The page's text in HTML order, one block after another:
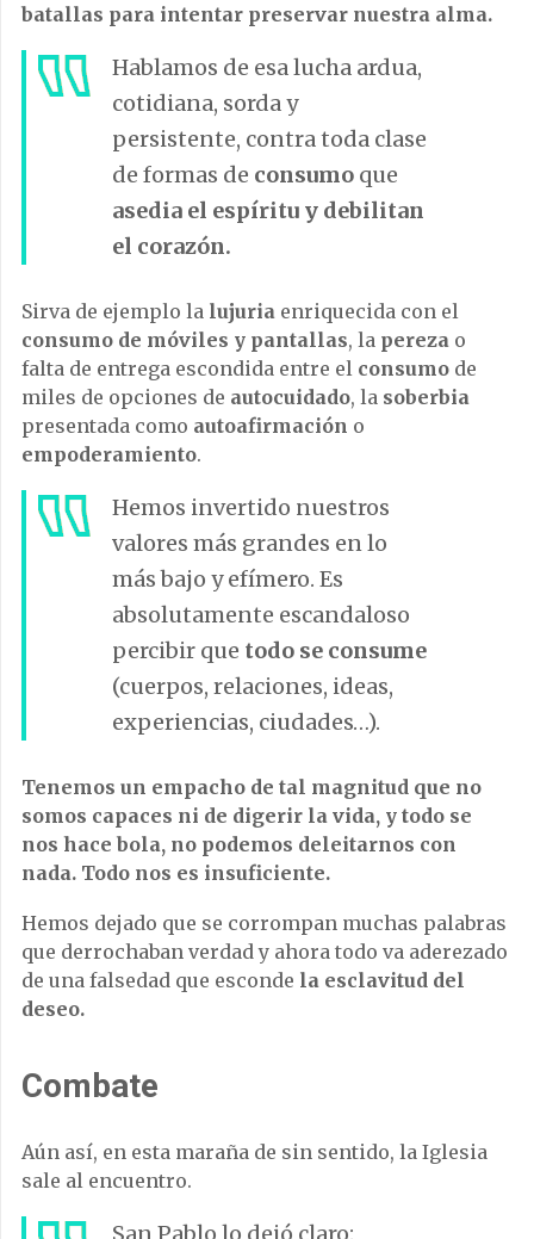
batallas para intentar preservar nuestra alma.
Hablamos de esa lucha ardua,
cotidiana, sorda y
persistente, contra toda clase
de formas de consumo que
asedia el espíritu y debilitan
el corazón.
Sirva de ejemplo la lujuria enriquecida con el
consumo de móviles y pantallas, la pereza o
falta de entrega escondida entre el consumo de
miles de opciones de autocuidado, la soberbia
presentada como autoafirmación o
empoderamiento.
Hemos invertido nuestros
valores más grandes en lo
más bajo y efímero. Es
absolutamente escandaloso
percibir que todo se consume
(cuerpos, relaciones, ideas,
experiencias, ciudades…).
Tenemos un empacho de tal magnitud que no
somos capaces ni de digerir la vida, y todo se
nos hace bola, no podemos deleitarnos con
nada. Todo nos es insuficiente.
Hemos dejado que se corrompan muchas palabras
que derrochaban verdad y ahora todo va aderezado
de una falsedad que esconde la esclavitud del
deseo.
Combate
Aún así, en esta maraña de sin sentido, la Iglesia
sale al encuentro.
San Pablo lo dejó claro: